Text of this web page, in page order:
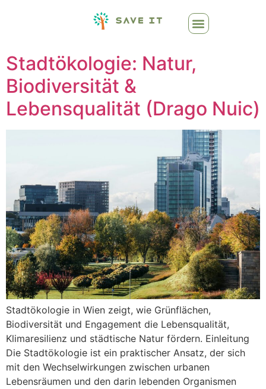
Stadtökologie: Natur,
Biodiversität &
Lebensqualität (Drago Nuic)
Stadtökologie in Wien zeigt, wie Grünflächen,
Biodiversität und Engagement die Lebensqualität,
Klimaresilienz und städtische Natur fördern. Einleitung
Die Stadtökologie ist ein praktischer Ansatz, der sich
mit den Wechselwirkungen zwischen urbanen
Lebensräumen und den darin lebenden Organismen